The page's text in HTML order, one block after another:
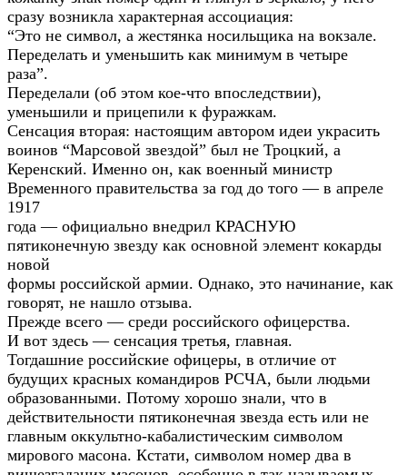
сразу возникла характерная ассоциация:
“Это не символ, а жестянка носильщика на вокзале.
Переделать и уменьшить как минимум в четыре
раза”.
Переделали (об этом кое-что впоследствии),
уменьшили и прицепили к фуражкам.
Сенсация вторая: настоящим автором идеи украсить
воинов “Марсовой звездой” был не Троцкий, а
Керенский. Именно он, как военный министр
Временного правительства за год до того — в апреле
1917
года — официально внедрил КРАСНУЮ
пятиконечную звезду как основной элемент кокарды
новой
формы российской армии. Однако, это начинание, как
говорят, не нашло отзыва.
Прежде всего — среди российского офицерства.
И вот здесь — сенсация третья, главная.
Тогдашние российские офицеры, в отличие от
будущих красных командиров РСЧА, были людьми
образованными. Потому хорошо знали, что в
действительности пятиконечная звезда есть или не
главным оккультно-кабалистическим символом
мирового масона. Кстати, символом номер два в